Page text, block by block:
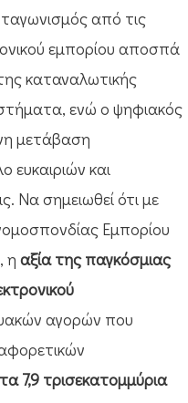
από τις
εμπορίου αποσπά
καταναλωτικής
ενώ ο ψηφιακός
μετάβαση
ευκαιριών και
Να σημειωθεί ότι με
Εμπορίου
η αξία της παγκόσμιας
αγορών που
7,9 τρισεκατομμύρια